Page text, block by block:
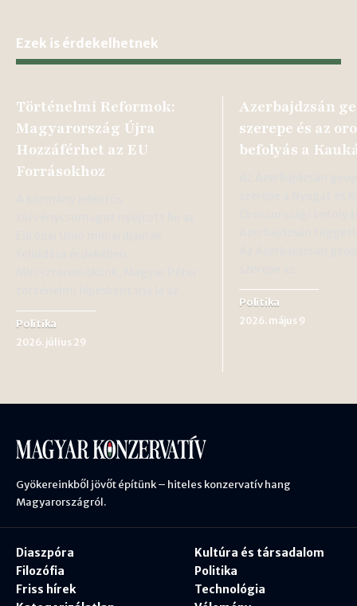
Ezek is érdekelhetnek
Történelmi Reformok:
Magyarország Újra
Hozzáférhet az EU
Forrásokhoz
Politika
2026. július 29
Azerbajdzsán
szerepe és az
befolyás a
Politika
2026. május 9
Gyökereinkből jövőt építünk – hiteles konzervatív hang
Magyarországról.
Diaszpóra
Filozófia
Friss hírek
Kultúra és társadalom
Politika
Technológia